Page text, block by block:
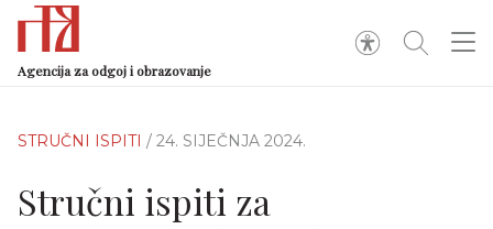
Agencija za odgoj i obrazovanje
STRUČNI ISPITI / 24. SIJEČNJA 2024.
Stručni ispiti za